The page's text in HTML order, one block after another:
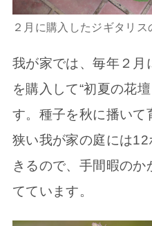
２月に購入したジギタリス
我が家では、毎年２月
を購入して“初夏の花
す。種子を秋に播いて
狭い我が家の庭には
きるので、手間暇の
てています。